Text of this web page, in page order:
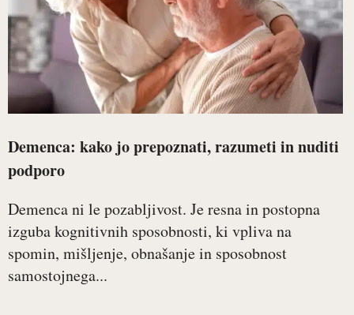
Demenca: kako jo prepoznati, razumeti in nuditi
podporo
Demenca ni le pozabljivost. Je resna in postopna
izguba kognitivnih sposobnosti, ki vpliva na
spomin, mišljenje, obnašanje in sposobnost
samostojnega...